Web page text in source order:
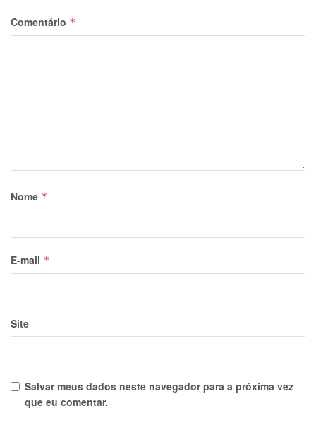
Comentário *
Nome *
E-mail *
Site
Salvar meus dados neste navegador para a próxima vez
que eu comentar.